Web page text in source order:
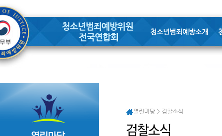
청소년범죄예방소개
열린마당 > 검찰소식